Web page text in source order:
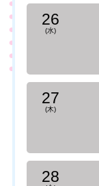
26
(水)
27
(木)
28